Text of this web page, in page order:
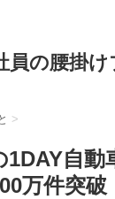
員の腰掛
>
1DAY自動
万件突破